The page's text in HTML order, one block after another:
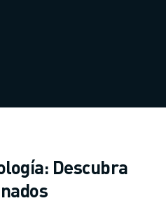
Descubra